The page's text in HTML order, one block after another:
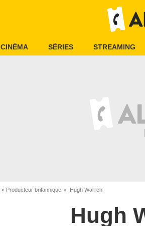
CINÉMA SÉRIES STREAMING
Producteur britannique Hugh Warren
Hugh